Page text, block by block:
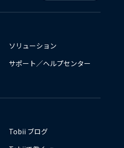
ソリューション
サポート／ヘルプセンター
Tobii ブログ